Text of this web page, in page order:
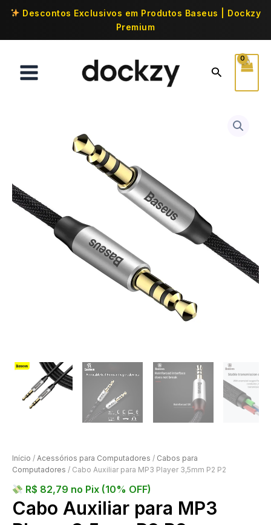
Descontos Exclusivos em Produtos Baseus | Dockzy
Premium
Início / Acessórios para Computadores / Cabos para
Computadores / Cabo Auxiliar para MP3 Player 3,5mm P2 P2
R$ 82,79 no Pix (10% OFF)
Cabo Auxiliar para MP3